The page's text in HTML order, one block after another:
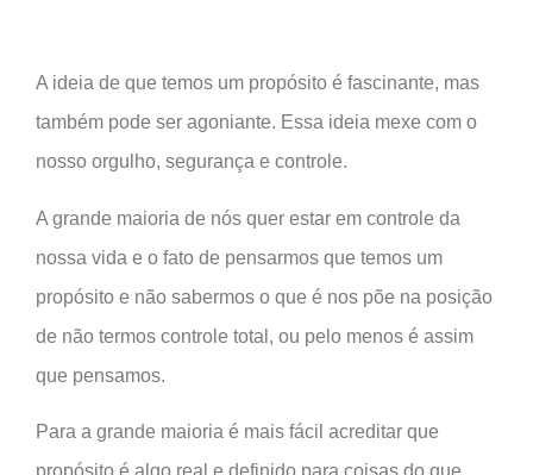
A ideia de que temos um propósito é fascinante, mas
também pode ser agoniante. Essa ideia mexe com o
nosso orgulho, segurança e controle.
A grande maioria de nós quer estar em controle da
nossa vida e o fato de pensarmos que temos um
propósito e não sabermos o que é nos põe na posição
de não termos controle total, ou pelo menos é assim
que pensamos.
Para a grande maioria é mais fácil acreditar que